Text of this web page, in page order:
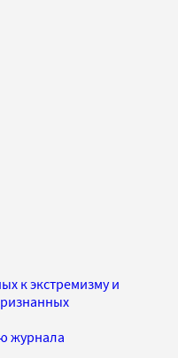
к экстремизму и
журнала